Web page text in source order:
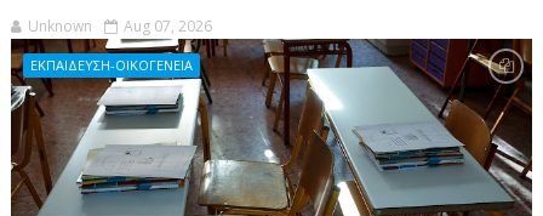
Unknown Aug 07, 2026
ΕΚΠΑΙΔΕΥΣΗ-ΟΙΚΟΓΕΝΕΙΑ